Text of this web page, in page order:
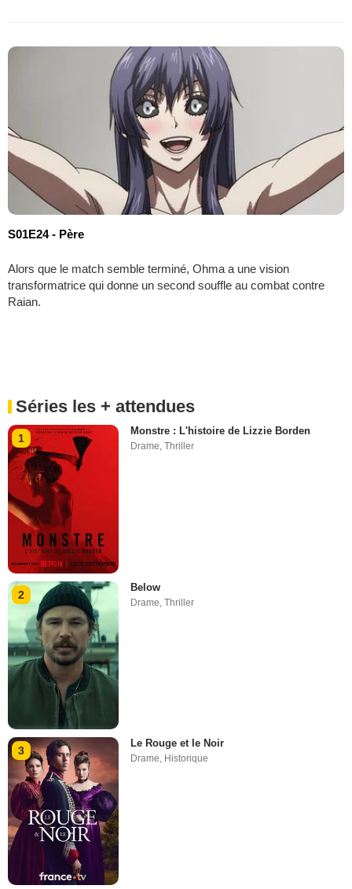
S01E24 - Père
Alors que le match semble terminé, Ohma a une vision
transformatrice qui donne un second souffle au combat contre
Raian.
Séries les + attendues
1
Monstre : L'histoire de Lizzie Borden
Drame,Thriller
2
Below
Drame ,Thriller
3
Le Rouge et le Noir
Drame, Historique